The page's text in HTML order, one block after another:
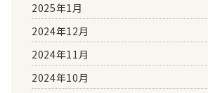
2025年1月
2024年12月
2024年11月
2024年10月